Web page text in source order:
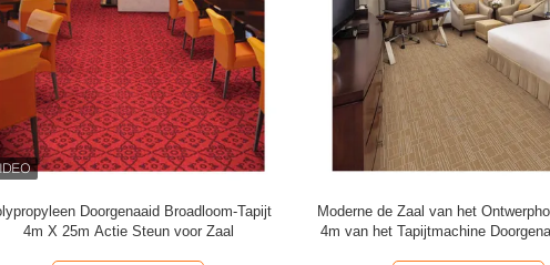
Muur aan Muur de Duidelijke Tapijt
Doorgenaaide Broadloom-Kleurstof van de
Van het de Kleurstoftapijt van het
aan Muur het Nylon Stuk